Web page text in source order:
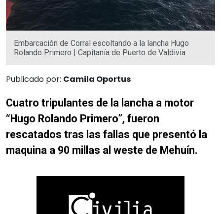
Embarcación de Corral escoltando a la lancha Hugo
Rolando Primero | Capitanía de Puerto de Valdivia
Publicado por: Camila Oportus
Cuatro tripulantes de la lancha a motor
“Hugo Rolando Primero”, fueron
rescatados tras las fallas que presentó la
maquina a 90 millas al weste de Mehuín.